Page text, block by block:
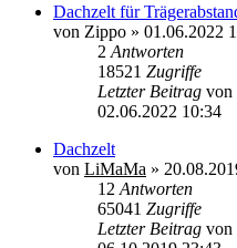
Dachzelt für
von Zippo » 01.06.2022
2 Antworten
18521 Zugriffe
Letzter Beitrag von
02.06.2022 10:34
Dachzelt
von LiMaMa »
12 Antworten
65041 Zugriffe
Letzter Beitrag von